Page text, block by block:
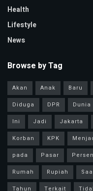
Health
Lifestyle
News
Browse by Tag
Akan Anak Baru
Diduga
DPR Dunia
Ini
Jadi Jakarta
Korban
KPK
pada
Pasar Persen
Rumah
Rupiah
Tahun
Terkait